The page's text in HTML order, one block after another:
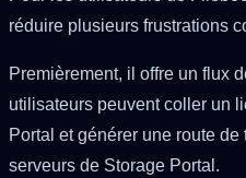
réduire plusieurs frustrations
Premièrement, il offre un flux
utilisateurs peuvent coller un
Portal et générer une route
serveurs de Storage Portal.